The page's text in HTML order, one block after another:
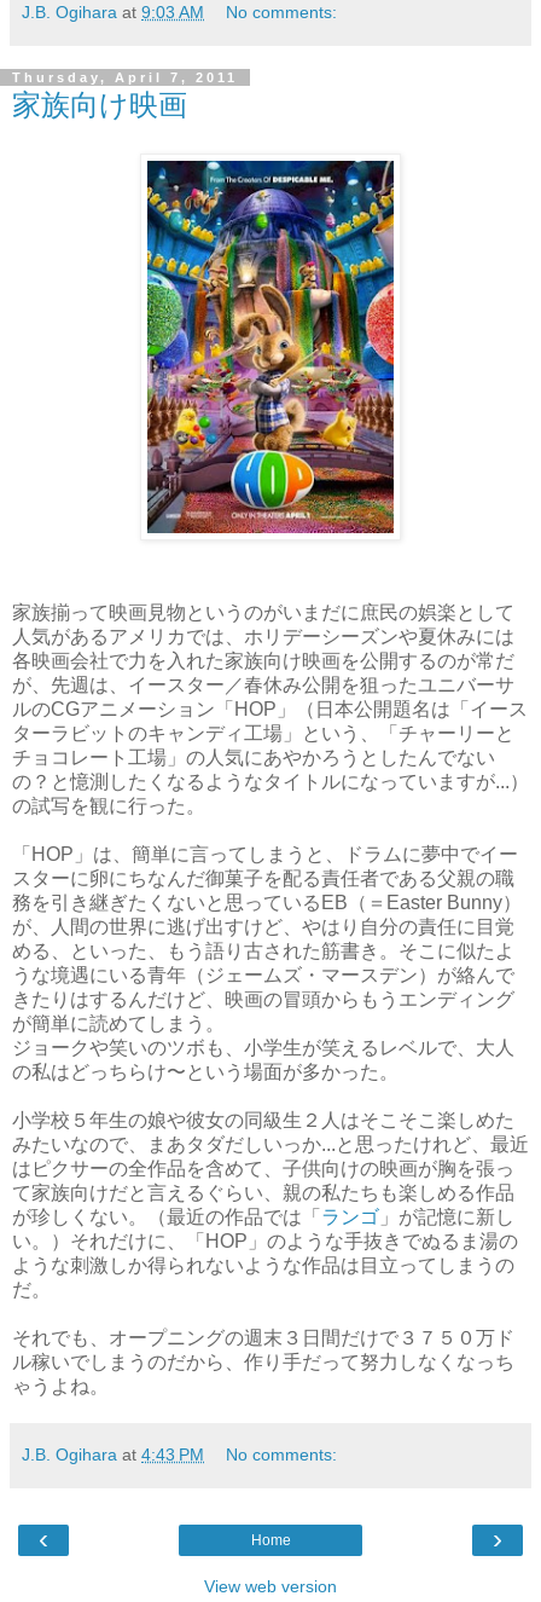
J.B. Ogihara at 9:03 AM No comments:
Thursday, April 7, 2011
家族向け映画
家族揃って映画見物というのがいまだに庶民の娯楽として
人気があるアメリカでは、ホリデーシーズンや夏休みには
各映画会社で力を入れた家族向け映画を公開するのが常だ
が、先週は、イースター／春休み公開を狙ったユニバーサ
ルのCGアニメーション「HOP」（日本公開題名は「イース
ターラビットのキャンディ工場」という、「チャーリーと
チョコレート工場」の人気にあやかろうとしたんでない
の？と憶測したくなるようなタイトルになっていますが...）
の試写を観に行った。
「HOP」は、簡単に言ってしまうと、ドラムに夢中でイー
スターに卵にちなんだ御菓子を配る責任者である父親の職
務を引き継ぎたくないと思っているEB（＝Easter Bunny）
が、人間の世界に逃げ出すけど、やはり自分の責任に目覚
める、といった、もう語り古された筋書き。そこに似たよ
うな境遇にいる青年（ジェームズ・マースデン）が絡んで
きたりはするんだけど、映画の冒頭からもうエンディング
が簡単に読めてしまう。
ジョークや笑いのツボも、小学生が笑えるレベルで、大人
の私はどっちらけ〜という場面が多かった。
小学校５年生の娘や彼女の同級生２人はそこそこ楽しめた
みたいなので、まあタダだしいっか...と思ったけれど、最近
はピクサーの全作品を含めて、子供向けの映画が胸を張っ
て家族向けだと言えるぐらい、親の私たちも楽しめる作品
が珍しくない。（最近の作品では「 ランゴ 」が記憶に新し
い。）それだけに、「HOP」のような手抜きでぬるま湯の
ような刺激しか得られないような作品は目立ってしまうの
だ。
それでも、オープニングの週末３日間だけで３７５０万ド
ル稼いでしまうのだから、作り手だって努力しなくなっち
ゃうよね。
J.B. Ogihara at 4:43 PM No comments:
‹ ›
Home
View web version